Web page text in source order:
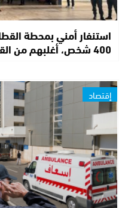
استنفار أمني بمحطة
400 شخص، أغلبهم من القاصرين، نحو…
إقتصاد